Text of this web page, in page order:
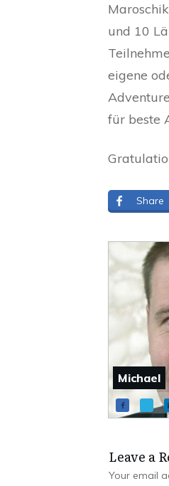
und 10
eigene
für beste
Share
Michael
Leave a
Your email